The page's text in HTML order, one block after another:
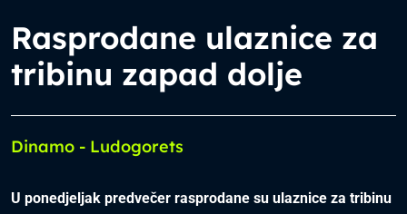
Rasprodane ulaznice za
tribinu zapad dolje
Dinamo - Ludogorets
U ponedjeljak predvečer rasprodane su ulaznice za tribinu